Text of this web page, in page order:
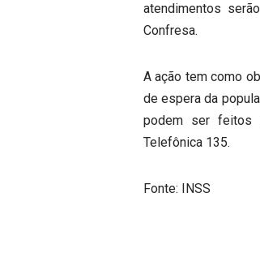
atendimentos
Confresa.
A ação tem como
de espera da
podem ser feitos
Telefônica 135.
Fonte: INSS